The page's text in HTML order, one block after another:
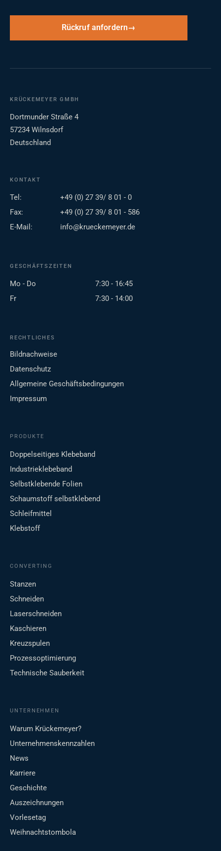
Rückruf anfordern
KRÜCKEMEYER GMBH
Dortmunder Straße 4
57234 Wilnsdorf
Deutschland
KONTAKT
Tel:
+49 (0) 27 39/ 8 01 - 0
Fax:
+49 (0) 27 39/ 8 01 - 586
E-Mail:
info@krueckemeyer.de
GESCHÄFTSZEITEN
Mo - Do
7:30 - 16:45
Fr
7:30 - 14:00
RECHTLICHES
Bildnachweise
Datenschutz
Allgemeine Geschäftsbedingungen
Impressum
PRODUKTE
Doppelseitiges Klebeband
Industrieklebeband
Selbstklebende Folien
Schaumstoff selbstklebend
Schleifmittel
Klebstoff
CONVERTING
Stanzen
Schneiden
Laserschneiden
Kaschieren
Kreuzspulen
Prozessoptimierung
Technische Sauberkeit
UNTERNEHMEN
Warum Krückemeyer?
Unternehmenskennzahlen
News
Karriere
Geschichte
Auszeichnungen
Vorlesetag
Weihnachtstombola